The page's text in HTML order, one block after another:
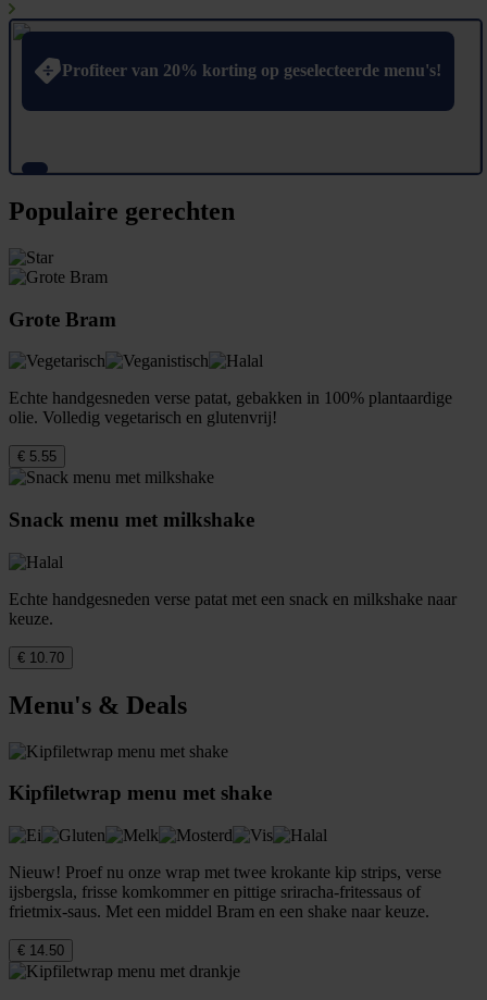
Profiteer van 20% korting op geselecteerde menu's!
Populaire gerechten
Grote Bram
Echte handgesneden verse patat, gebakken in 100% plantaardige
olie. Volledig vegetarisch en glutenvrij!
€ 5.55
Snack menu met milkshake
Echte handgesneden verse patat met een snack en milkshake naar
keuze.
€ 10.70
Menu's & Deals
Kipfiletwrap menu met shake
Nieuw! Proef nu onze wrap met twee krokante kip strips, verse
ijsbergsla, frisse komkommer en pittige sriracha-fritessaus of
frietmix-saus. Met een middel Bram en een shake naar keuze.
€ 14.50